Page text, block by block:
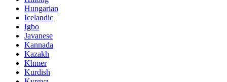
Hungarian
Icelandic
Igbo
Javanese
Kannada
Kazakh
Khmer
Kurdish